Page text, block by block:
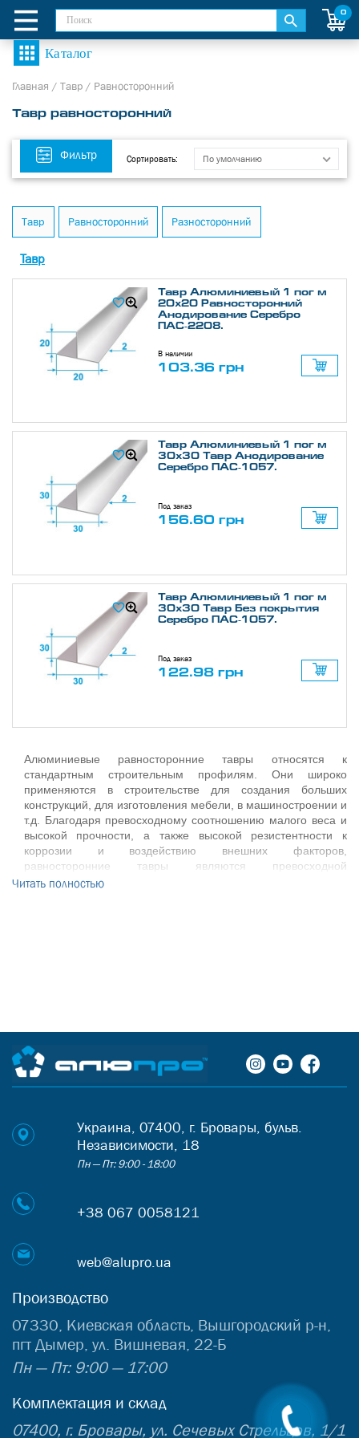
0
Главная / Тавр / Равносторонний
Тавр равносторонний
Фильтр Сортировать: По умолчанию
Тавр Равносторонний Разносторонний
Тавр
Тавр Алюминиевый 1 пог м
20х20 Равносторонний
Анодирование Серебро
ПАС-2208.
В наличии
103.36 грн
Тавр Алюминиевый 1 пог м
30х30 Тавр Анодирование
Серебро ПАС-1057.
Под заказ
156.60 грн
Тавр Алюминиевый 1 пог м
30х30 Тавр Без покрытия
Серебро ПАС-1057.
Под заказ
122.98 грн
Алюминиевые равносторонние тавры относятся к
стандартным строительным профилям. Они широко
применяются в строительстве для создания больших
конструкций, для изготовления мебели, в машиностроении и
т.д. Благодаря превосходному соотношению малого веса и
высокой прочности, а также высокой резистентности к
коррозии и воздействию внешних факторов,
равносторонние тавры являются превосходной
конструкционной основой для каркасов, подъемных и других
Читать полностью
Украина, 07400, г. Бровары, бульв.
Независимости, 18
Пн — Пт: 9:00 - 18:00
+38 067 0058121
web@alupro.ua
Производство
07330, Киевская область, Вышгородский р-н,
пгт Дымер, ул. Вишневая, 22-Б
Пн — Пт: 9:00 — 17:00
Комплектация и склад
07400, г. Бровары, ул. Сечевых Стрельцов, 1/1